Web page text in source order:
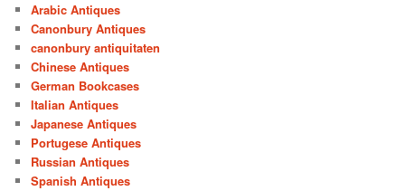
Arabic Antiques
Canonbury Antiques
canonbury antiquitaten
Chinese Antiques
German Bookcases
Italian Antiques
Japanese Antiques
Portugese Antiques
Russian Antiques
Spanish Antiques